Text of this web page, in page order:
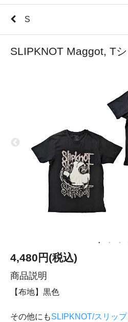
S
SLIPKNOT Maggot, T
4,480円(税込)
商品説明
【布地】黒色
その他にもSLIPKNOT/スリッ